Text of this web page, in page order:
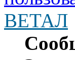
ВЕТАЛ